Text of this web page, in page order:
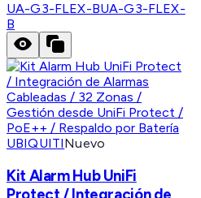
UA-G3-FLEX-BUA-G3-FLEX-
B
UBIQUITINuevo
Kit Alarm Hub UniFi